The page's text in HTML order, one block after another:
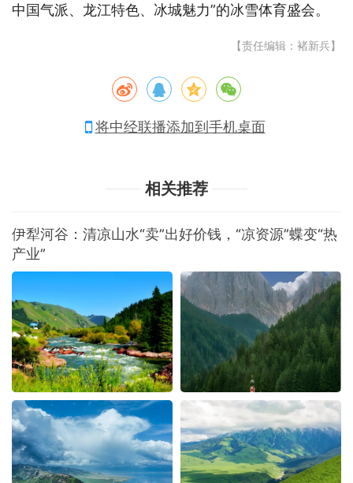
中国气派、龙江特色、冰城魅力”的冰雪体育盛会。
【责任编辑：褚新兵】
将中经联播添加到手机桌面
相关推荐
伊犁河谷：清凉山水“卖”出好价钱，“凉资源”蝶变“热
产业”